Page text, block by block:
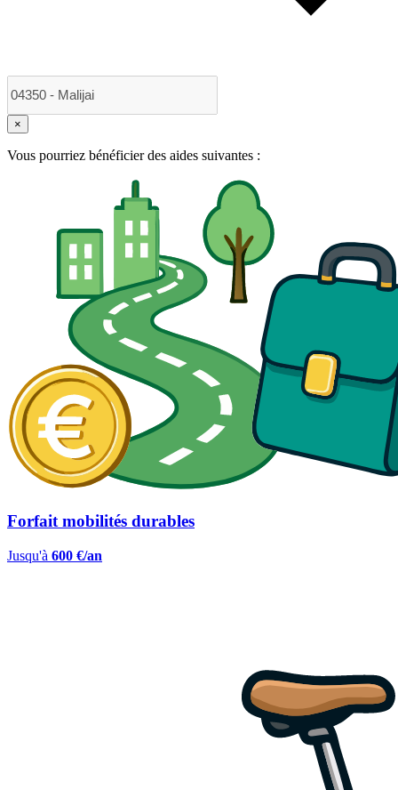
×
Vous pourriez bénéficier des aides suivantes :
Forfait mobilités durables
Jusqu'à 600 €/an